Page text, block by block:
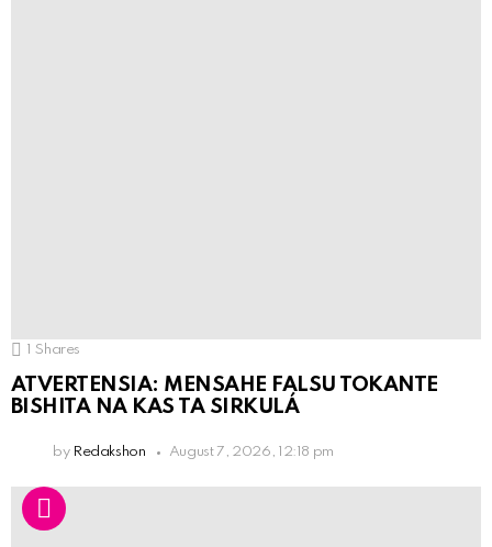
1 Shares
ATVERTENSIA: MENSAHE FALSU TOKANTE
BISHITA NA KAS TA SIRKULÁ
by Redakshon August 7, 2026, 12:18 pm